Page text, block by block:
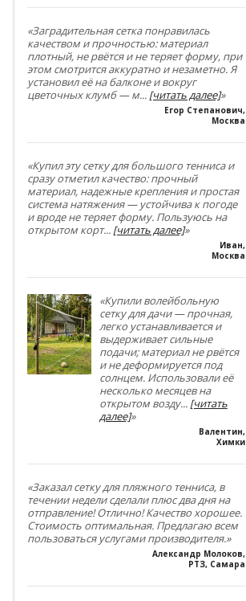
«Заградительная сетка понравилась
качеством и прочностью: материал
плотный, не рвётся и не теряет форму, при
этом смотрится аккуратно и незаметно. Я
установил её на балконе и вокруг
цветочных клумб — м... [читать далее]»
Егор Степанович,
Москва
«Купил эту сетку для большого тенниса и
сразу отметил качество: прочный
материал, надежные крепления и простая
система натяжения — устойчива к погоде
и вроде не теряет форму. Пользуюсь на
открытом корт... [читать далее]»
Иван,
Москва
«Купили волейбольную
сетку для дачи — прочная,
легко устанавливается и
выдерживает сильные
подачи; материал не рвётся
и не деформируется под
солнцем. Использовали её
несколько месяцев на
открытом возду... [читать
далее]»
Валентин,
Химки
«Заказал сетку для пляжного тенниса, в
течении недели сделали плюс два дня на
отправление! Отлично! Качество хорошее.
Стоимость оптимальная. Предлагаю всем
пользоваться услугами производителя.»
Александр Молоков,
РТЗ, Самара